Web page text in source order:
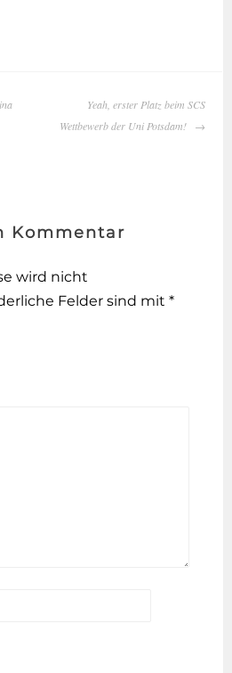
Yeah, erster Platz beim SCS
Wettbewerb der Uni Potsdam!
Kommentar
wird nicht
Felder sind mit*